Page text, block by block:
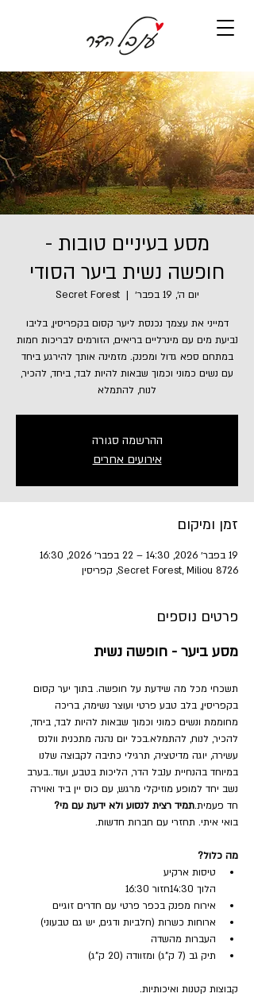
מסע בעיניים טובות -
חופשה נשית ביער הסודי
יום ה׳, 19 בפבר׳
  |
Secret Forest
דמייני את עצמך נכנסת ליער קסום בקפריסין, בליבו
נביעת מים עם מינרליים בריאים, הזורמים לבריכות חמות
במתחם ספא גדול ומפנק. מזמינה אותך להירגע ביחד
עם נשים כמוני וכמוך שבאות להיות לבד, ביחד, להכיר,
לנוח, להתמלא
ההרשמה סגורה
אירועים אחרים
זמן ומיקום
19 בפבר׳ 2026, 14:30 – 22 בפבר׳ 2026, 16:30
Secret Forest, Miliou 8726, קפריסין
פרטים נוספים
מסע ביער - חופשה נשית
תשכחי מכל מה שידעת על חופשה. בתוך יער קסום
בקפריסין, בלב טבע פרטי ועוצר נשימה, בריכה
מחוממת ונשים כמוני וכמוך שבאות להיות לבד, ביחד,
להכיר, לנוח, להתמלא.בכל יום נהנה מתכנית וולנס
עשירה, יוגה מדיטציה, תרגילי כתיבה לקבוצה שלנו
במיוחד בהנחיית ענבל הדר, הליכות בטבע, ועוד..בערב
נשב יחד למופע מוזיקלי מרגש, עם כוס יין ביד ואוירה
חד פעמית.תמיד רצית לנסוע ולא ידעת עם מי?
בואי איתי. תחזרי עם חברות חדשות.
מה כלול?
טיסות ארקיע
הלוך 14:30חזור 16:30
אירוח מפנק בכפר פרטי עם חדרים זוגיים
ארוחות כשרות (חלביות ודגים, יש גם טבעוני)
העברות מהשדה
תיק גב (7 ק"ג) ומזוודה (20 ק"ג)
קבוצות קטנות ואיכותיות.